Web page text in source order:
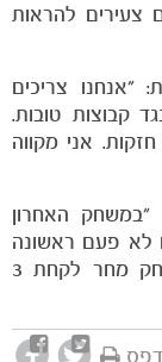
צעירים להראות
״אנחנו צריכים
קבוצות טובות.
אני מקווה
״במשחק האחרון
לא פעם ראשונה
שאנחנו עושים את זה. כולם מוכנים למשחק מחר לקחת 3